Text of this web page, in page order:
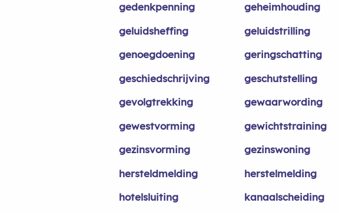
gedenkpenning
geheimhouding
geluidsheffing
geluidstrilling
genoegdoening
geringschatting
geschiedschrijving
geschutstelling
gevolgtrekking
gewaarwording
gewestvorming
gewichtstraining
gezinsvorming
gezinswoning
hersteldmelding
herstelmelding
hotelsluiting
kanaalscheiding